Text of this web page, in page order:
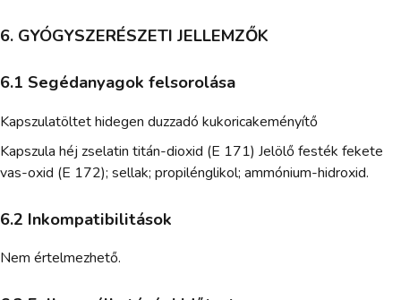
6. GYÓGYSZERÉSZETI JELLEMZŐK
6.1 Segédanyagok felsorolása
Kapszulatöltet hidegen duzzadó kukoricakeményítő
Kapszula héj zselatin titán-dioxid (E 171) Jelölő festék fekete
vas-oxid (E 172); sellak; propilénglikol; ammónium-hidroxid.
6.2 Inkompatibilitások
Nem értelmezhető.